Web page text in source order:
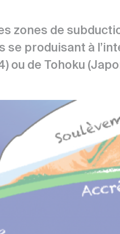
zones de
se produisant à
ou de Tohoku